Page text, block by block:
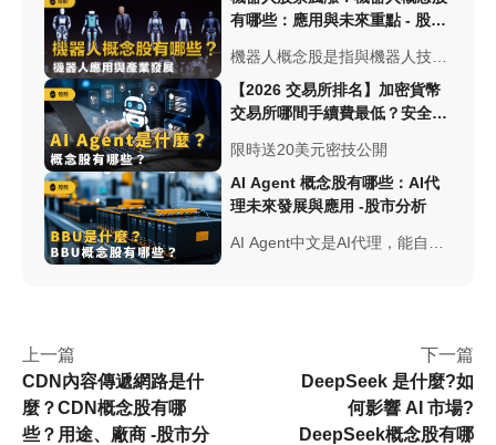
有哪些：應用與未來重點 - 股市
機器人概念股是指與機器人技
術、自動化、AI相關領域的公
司，輝達黃仁勳再次為機器人產
業造夢。台股包含：鴻海、研
華、所羅門...美股包含：輝達、
【2026 交易所排名】加密貨幣
交易所哪間手續費最低？安全性
限時送20美元密技公開
AI Agent 概念股有哪些：AI代
理未來發展與應用 -股市分析
AI Agent中文是AI代理，能自主
上一篇
CDN內容傳遞網路是什
麼？CDN概念股有哪
些？用途、廠商 -股市分
下一篇
DeepSeek 是什麼?如
何影響 AI 市場?
DeepSeek概念股有哪